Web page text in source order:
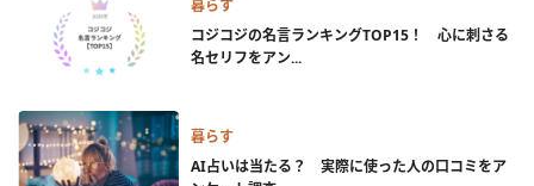
暮らす
コジコジの名言ランキングTOP15！ 心に刺さる
名セリフをアン...
暮らす
AI占いは当たる？ 実際に使った人の口コミをア